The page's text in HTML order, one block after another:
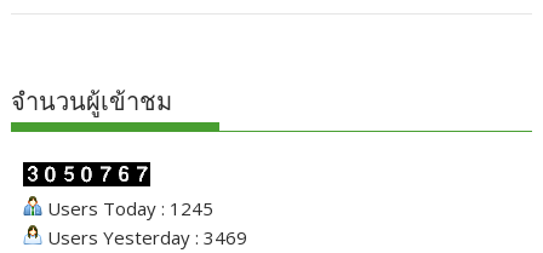
จำนวนผู้เข้าชม
Users Today : 1245
Users Yesterday : 3469